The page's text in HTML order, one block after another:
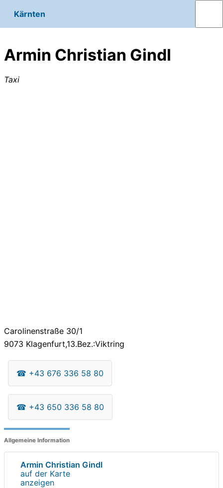
Kärnten
Armin Christian Gindl
Taxi
Carolinenstraße 30/1
9073 Klagenfurt,13.Bez.:Viktring
☎ +43 676 336 58 80
☎ +43 650 336 58 80
Allgemeine Information
Armin Christian Gindl
auf der Karte
anzeigen